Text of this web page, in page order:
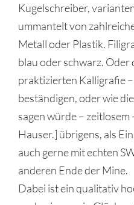
Kugelschreiber,
ummantelt von
Metall oder Plastik.
blau oder schwarz. Oder
praktizierten Kalligrafie
beständigen, oder wie
sagen würde –
Hauser.] übrigens, als
auch gerne mit echten
anderen Ende der Mine.
Dabei ist ein qualitativ